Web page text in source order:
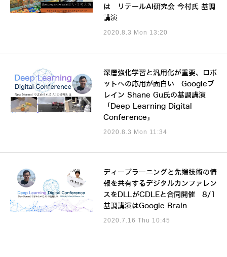
は リテールAI研究会 今村氏 基調
講演
2020.8.3 Mon 13:20
深層強化学習と汎用化が重要、ロボ
ットへの応用が面白い Googleブ
レイン Shane Gu氏の基調講演
「Deep Learning Digital
Conference」
2020.8.3 Mon 11:34
ディープラーニングと先端技術の情
報を共有するデジタルカンファレン
スをDLLがCDLEと合同開催 8/1
基調講演はGoogle Brain
2020.7.16 Thu 10:45